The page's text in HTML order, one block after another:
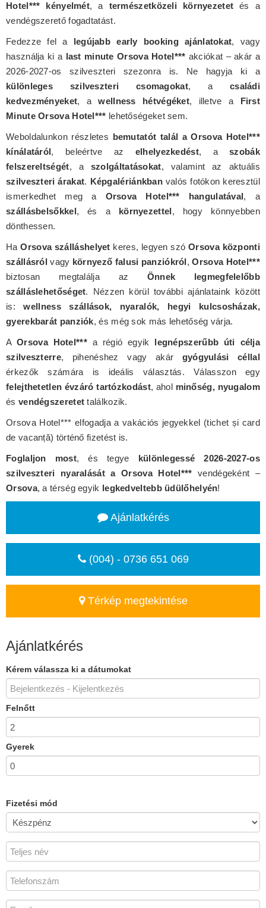
Hotel*** kényelmét, a természetközeli környezetet és a
vendégszerető fogadtatást.
Fedezze fel a legújabb early booking ajánlatokat, vagy
használja ki a last minute Orsova Hotel*** akciókat – akár a
2026-2027-os szilveszteri szezonra is. Ne hagyja ki a
különleges szilveszteri csomagokat, a családi
kedvezményeket, awellness hétvégéket, illetve a First
Minute Orsova Hotel*** lehetőségeket sem.
Weboldalunkon részletes bemutatót talál a Orsova Hotel***
kínálatáról, beleértve az elhelyezkedést, aszobák
felszereltségét, a szolgáltatásokat, valamint az aktuális
szilveszteri árakat. Képgalériánkban valós fotókon keresztül
ismerkedhet meg a Orsova Hotel*** hangulatával, a
szállásbelsőkkel, és a környezettel, hogy könnyebben
dönthessen.
HaOrsova szálláshelyet keres, legyen szóOrsova központi
szállásról vagy környező falusi panziókról,Orsova Hotel***
biztosan megtalálja az Önnek legmegfelelőbb
szálláslehetőséget. Nézzen körül további ajánlataink között
is:wellness szállások, nyaralók, hegyi kulcsosházak,
gyerekbarát panziók, és még sok más lehetőség várja.
AOrsova Hotel***a régió egyik legnépszerűbb úti célja
szilveszterre, pihenéshez vagy akár gyógyulási céllal
érkezők számára is ideális választás. Válasszon egy
felejthetetlen évzáró tartózkodást, ahol minőség, nyugalom
és vendégszeretet találkozik.
Orsova Hotel*** elfogadja a vakációs jegyekkel (tichet și card
de vacanță) történő fizetést is.
Foglaljon most, és tegye különlegessé 2026-2027-os
szilveszteri nyaralását a Orsova Hotel*** vendégeként –
Orsova, a térség egyik legkedveltebb üdülőhelyén!
Ajánlatkérés
(004) - 0736 651 069
Térkép megtekintése
Ajánlatkérés
Kérem válassza ki a dátumokat
Felnőtt
Gyerek
Fizetési mód